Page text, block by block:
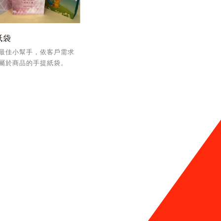
袋
佳小幫手，依客戶需求
於商品的手提紙袋。